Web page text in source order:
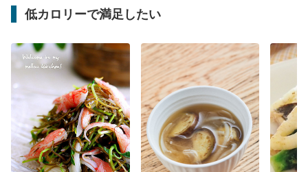
低カロリーで満足したい